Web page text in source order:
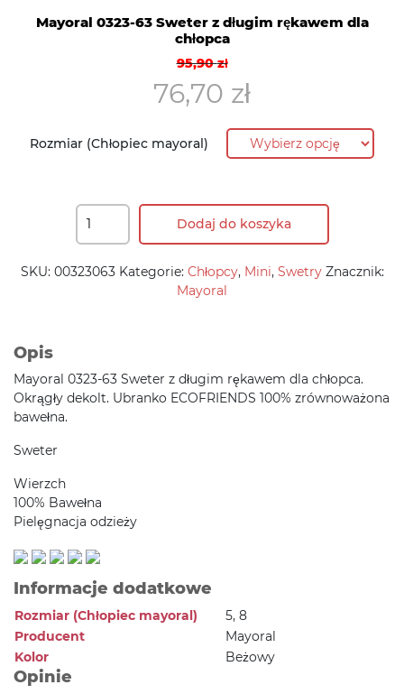
Mayoral 0323-63 Sweter z długim rękawem dla
chłopca
95,90zł
Pierwotna
cena
wynosiła:
76,70 zł
Aktualna
cena
wynosi:
Rozmiar (Chłopiec mayoral)
Dodaj do koszyka
SKU: 00323063 Kategorie: Chłopcy, Mini, Swetry Znacznik:
Mayoral
Opis
Mayoral 0323-63 Sweter z długim rękawem dla chłopca.
Okrągły dekolt. Ubranko ECOFRIENDS 100% zrównoważona
bawełna.
Sweter
Wierzch
100% Bawełna
Pielęgnacja odzieży
Informacje dodatkowe
Rozmiar (Chłopiec mayoral)
5, 8
Producent
Mayoral
Kolor
Beżowy
Opinie